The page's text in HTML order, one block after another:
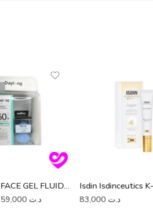
DAYLONG FACE GEL FLUIDE Léger SPF 50+ 50ML
د.ت د.ت